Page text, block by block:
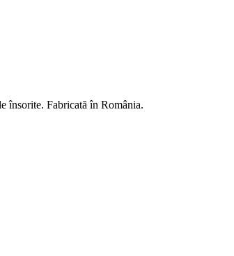
însorite. Fabricată în România.